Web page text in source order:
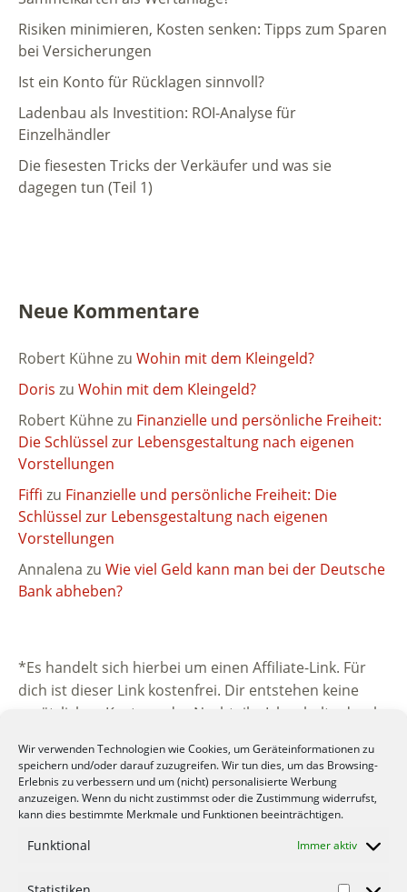
Wir verwenden Technologien wie Cookies, um Geräteinformationen zu
speichern und/oder darauf zuzugreifen. Wir tun dies, um das Browsing-
Erlebnis zu verbessern und um (nicht) personalisierte Werbung
anzuzeigen. Wenn du nicht zustimmst oder die Zustimmung widerrufst,
kann dies bestimmte Merkmale und Funktionen beeinträchtigen.
Funktional Immer aktiv
Risiken minimieren, Kosten senken: Tipps zum Sparen
bei Versicherungen
Ist ein Konto für Rücklagen sinnvoll?
Ladenbau als Investition: ROI-Analyse für
Einzelhändler
Die fiesesten Tricks der Verkäufer und was sie
dagegen tun (Teil 1)
Neue Kommentare
Robert Kühnezu Wohin mit dem Kleingeld?
Doris zu Wohin mit dem Kleingeld?
Robert Kühnezu Finanzielle und persönliche Freiheit:
Die Schlüssel zur Lebensgestaltung nach eigenen
Vorstellungen
Fiffi zu Finanzielle und persönliche Freiheit: Die
Schlüssel zur Lebensgestaltung nach eigenen
Vorstellungen
Annalena zu Wie viel Geld kann man bei der Deutsche
Bank abheben?
*Es handelt sich hierbei um einen Affiliate-Link. Für
dich ist dieser Link kostenfrei. Dir entstehen keine
zusätzlichen Kosten oder Nachteile. Ich erhalte durch
beworbenen Unternehmen. Vielen Dank für deine
Unterstützung.